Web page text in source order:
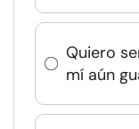
Quiero
mí aún